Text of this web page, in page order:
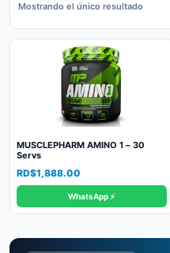
Mostrando el único resultado
MUSCLEPHARM AMINO 1 – 30
Servs
RD$1,888.00
WhatsApp ⚡